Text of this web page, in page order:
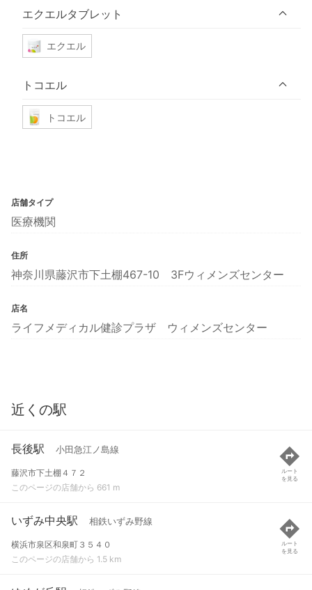
エクエルタブレット
エクエル
トコエル
トコエル
店舗タイプ
医療機関
住所
神奈川県藤沢市下土棚467-10 3Fウィメンズセンター
店名
ライフメディカル健診プラザ ウィメンズセンター
近くの駅
長後駅 小田急江ノ島線
藤沢市下土棚４７２
このページの店舗から 661 m
ルート
を見る
いずみ中央駅 相鉄いずみ野線
横浜市泉区和泉町３５４０
このページの店舗から 1.5 km
ルート
を見る